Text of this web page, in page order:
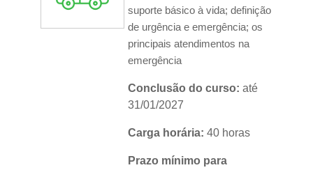
suporte básico à vida; definição
de urgência e emergência; os
principais atendimentos na
emergência
Conclusão do curso: até
31/01/2027
Carga horária: 40 horas
Prazo mínimo para